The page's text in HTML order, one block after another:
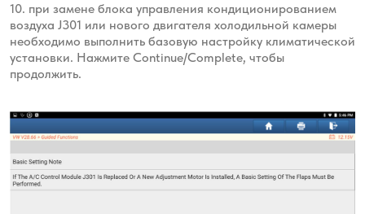
10. при замене блока управления кондиционированием
воздуха J301 или нового двигателя холодильной камеры
необходимо выполнить базовую настройку климатической
установки. Нажмите Continue/Complete, чтобы
продолжить.